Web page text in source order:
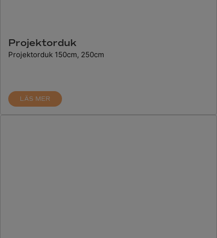
Projektorduk
Projektorduk 150cm, 250cm
LÄS MER